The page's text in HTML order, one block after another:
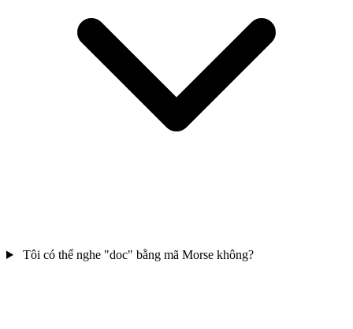
Tôi có thể nghe "doc" bằng mã Morse không?